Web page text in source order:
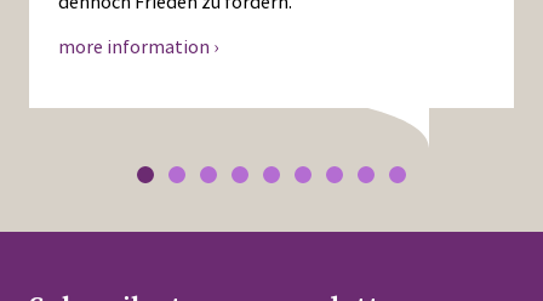
more information ›